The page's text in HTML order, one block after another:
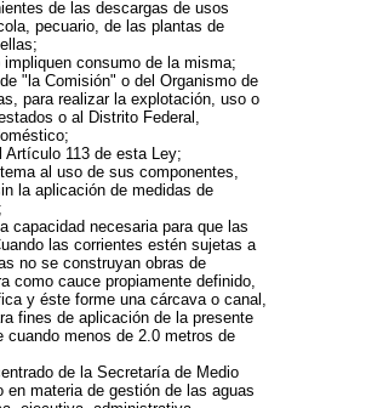
de las descargas de usos
pecuario, de las plantas de
consumo de la misma;
"la Comisión" o del Organismo de
para realizar la explotación, uso o
o al Distrito Federal,
Artículo 113 de esta Ley;
al uso de sus componentes,
la aplicación de medidas de
capacidad necesaria para que las
las corrientes estén sujetas a
no se construyan obras de
como cauce propiamente definido,
y éste forme una cárcava o canal,
fines de aplicación de la presente
cuando menos de 2.0 metros de
de la Secretaría de Medio
materia de gestión de las aguas